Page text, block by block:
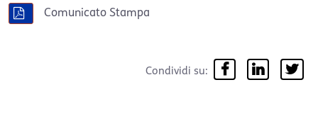
Comunicato Stampa
Condividi su: